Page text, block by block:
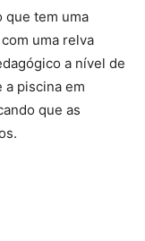
que tem uma
uma relva
a nível de
a piscina em
que as